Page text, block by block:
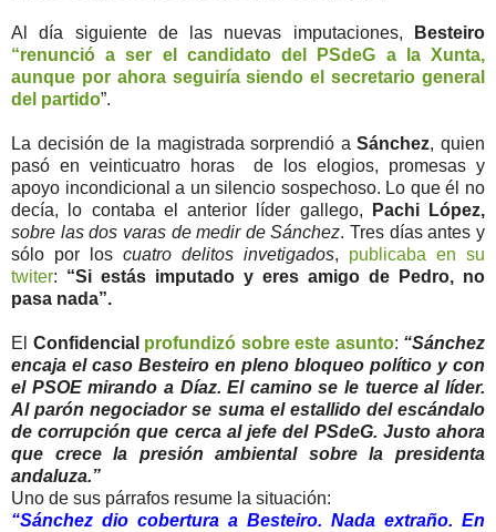
Al día siguiente de las nuevas imputaciones,
Besteiro
“renunció a ser el candidato del PSdeG a la Xunta,
aunque por ahora seguiría siendo el secretario general
del partido”.
La decisión de la magistrada sorprendió aSánchez, quien
pasó en veinticuatro horas de los elogios, promesas y
apoyo incondicional a un silencio sospechoso. Lo que él no
decía, lo contaba el anterior líder gallego,
Pachi López,
sobre las dos varas de medir de Sánchez. Tres días antes y
sólo por los cuatro delitos invetigados, publicaba en su
twiter: “Si estás imputado y eres amigo de Pedro, no
pasa nada”.
El Confidencial profundizó sobre este asunto: “Sánchez
encaja el caso Besteiro en pleno bloqueo político y con
el PSOE mirando a Díaz. El camino se le tuerce al líder.
Al parón negociador se suma el estallido del escándalo
de corrupción que cerca al jefe del PSdeG. Justo ahora
que crece la presión ambiental sobre la presidenta
andaluza.”
Uno de sus párrafos resume la situación:
“Sánchez dio cobertura a Besteiro. Nada extraño. En